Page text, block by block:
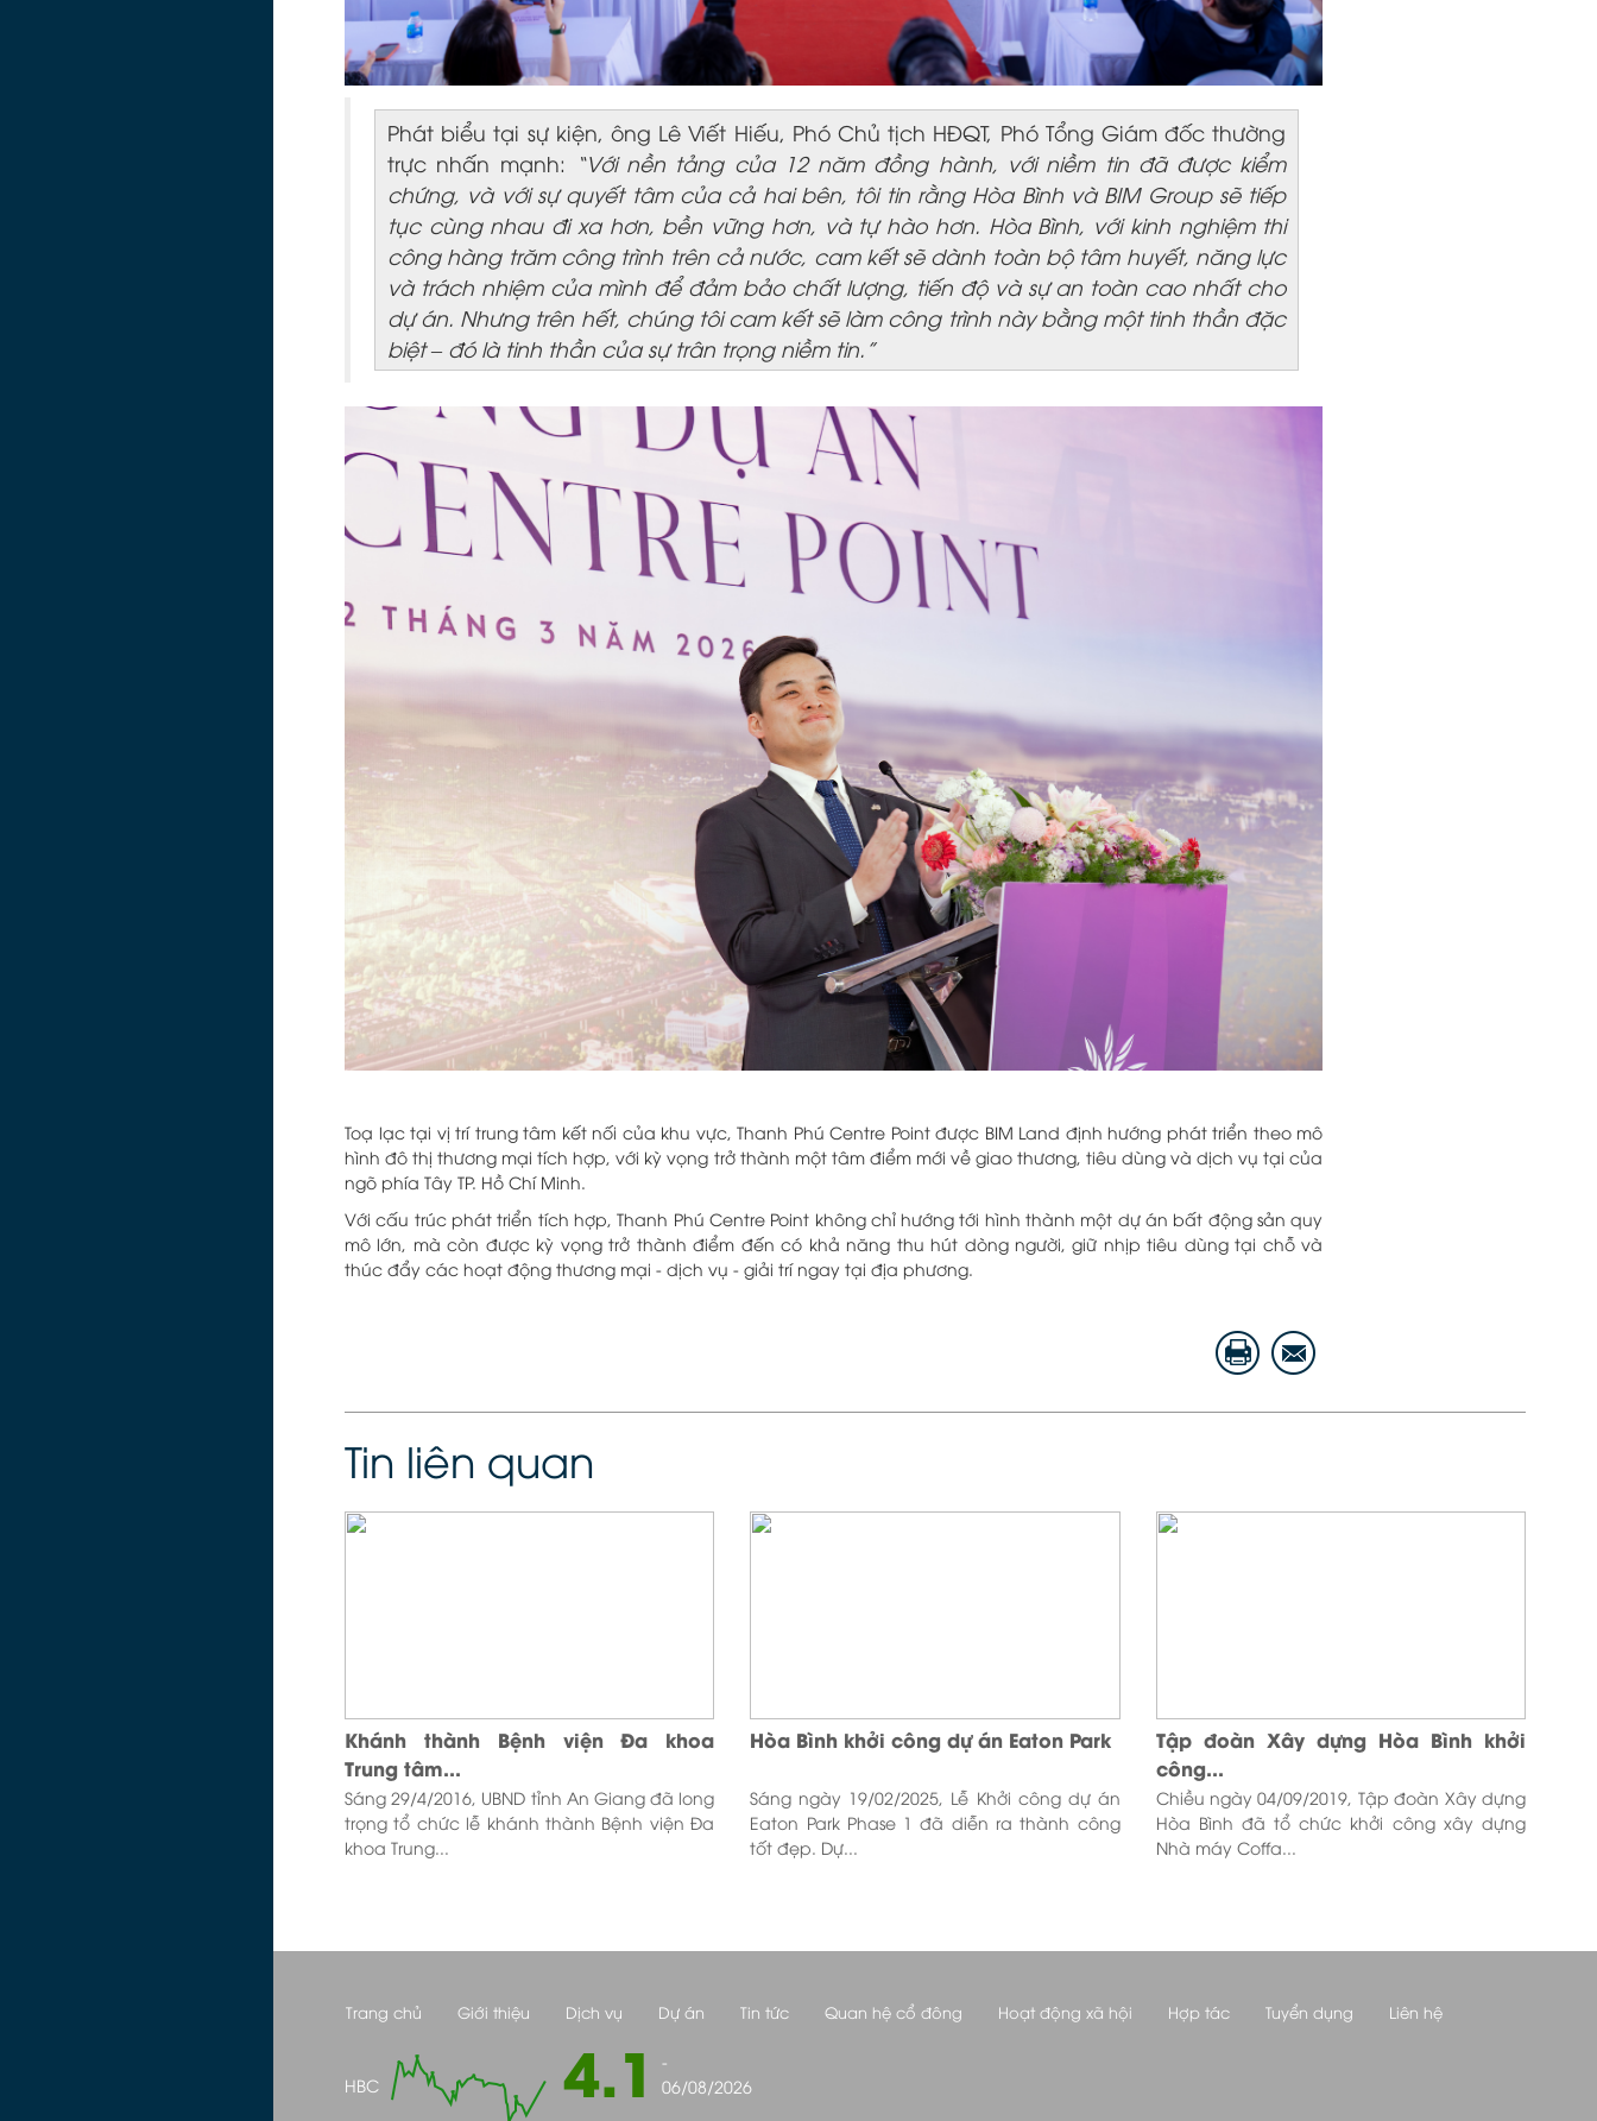
Phát biểu tại sự kiện, ông Lê Viết Hiếu, Phó Chủ tịch HĐQT, Phó Tổng Giám đốc thường
trực nhấn mạnh:
“Với nền tảng của 12 năm đồng hành, với niềm tin đã được kiểm
chứng, và với sự quyết tâm của cả hai bên, tôi tin rằng Hòa Bình và BIM Group sẽ tiếp
tục cùng nhau đi xa hơn, bền vững hơn, và tự hào hơn. Hòa Bình, với kinh nghiệm thi
công hàng trăm công trình trên cả nước, cam kết sẽ dành toàn bộ tâm huyết, năng lực
và trách nhiệm của mình để đảm bảo chất lượng, tiến độ và sự an toàn cao nhất cho
dự án. Nhưng trên hết, chúng tôi cam kết sẽ làm công trình này bằng một tinh thần đặc
biệt – đó là tinh thần của sự trân trọng niềm tin.”
Toạ lạc tại vị trí trung tâm kết nối của khu vực, Thanh Phú Centre Point được BIM Land định hướng phát triển theo mô
hình đô thị thương mại tích hợp, với kỳ vọng trở thành một tâm điểm mới về giao thương, tiêu dùng và dịch vụ tại của
ngõ phía Tây TP. Hồ Chí Minh.
Với cấu trúc phát triển tích hợp, Thanh Phú Centre Point không chỉ hướng tới hình thành một dự án bất động sản quy
mô lớn, mà còn được kỳ vọng trở thành điểm đến có khả năng thu hút dòng người, giữ nhịp tiêu dùng tại chỗ và
thúc đẩy các hoạt động thương mại - dịch vụ - giải trí ngay tại địa phương.
Tin liên quan
Khánh thành Bệnh viện Đa khoa
Trung tâm...
Sáng 29/4/2016, UBND tỉnh An Giang đã long
trọng tổ chức lễ khánh thành Bệnh viện Đa
khoa Trung...
Hòa Bình khởi công dự án Eaton Park
Sáng ngày 19/02/2025, Lễ Khởi công dự án
Eaton Park Phase 1 đã diễn ra thành công
tốt đẹp. Dự...
Tập đoàn Xây dựng Hòa Bình khởi
công...
Chiều ngày 04/09/2019, Tập đoàn Xây dựng
Hòa Bình đã tổ chức khởi công xây dựng
Nhà máy Coffa...
Trang chủ Giới thiệu Dịch vụ Dự án Tin tức Quan hệ cổ đông Hoạt động xã hội Hợp tác Tuyển dụng Liên hệ
HBC 4.1
-
06/08/2026